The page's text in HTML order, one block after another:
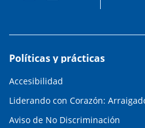
Políticas y prácticas
Accesibilidad
Liderando con Corazón:
Aviso de No Discriminación